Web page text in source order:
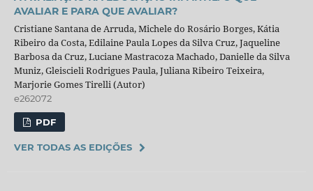
AVALIAR E PARA QUE AVALIAR?
Cristiane Santana de Arruda, Michele do Rosário Borges, Kátia
Ribeiro da Costa, Edilaine Paula Lopes da Silva Cruz, Jaqueline
Barbosa da Cruz, Luciane Mastracoza Machado, Danielle da Silva
Muniz, Gleiscieli Rodrigues Paula, Juliana Ribeiro Teixeira,
Marjorie Gomes Tirelli (Autor)
e262072
PDF
VER TODAS AS EDIÇÕES